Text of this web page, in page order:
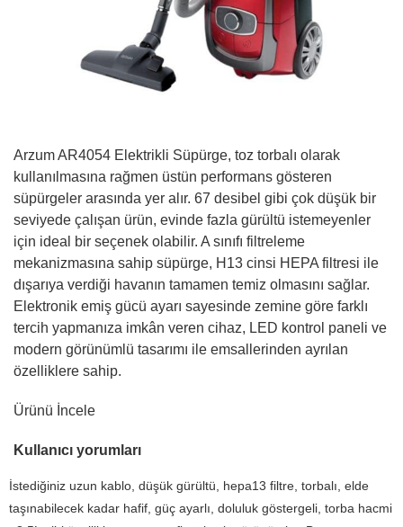
Arzum AR4054 Elektrikli Süpürge, toz torbalı olarak
kullanılmasına rağmen üstün performans gösteren
süpürgeler arasında yer alır. 67 desibel gibi çok düşük bir
seviyede çalışan ürün, evinde fazla gürültü istemeyenler
için ideal bir seçenek olabilir. A sınıfı filtreleme
mekanizmasına sahip süpürge, H13 cinsi HEPA filtresi ile
dışarıya verdiği havanın tamamen temiz olmasını sağlar.
Elektronik emiş gücü ayarı sayesinde zemine göre farklı
tercih yapmanıza imkân veren cihaz, LED kontrol paneli ve
modern görünümlü tasarımı ile emsallerinden ayrılan
özelliklere sahip.
Ürünü İncele
Kullanıcı yorumları
İstediğiniz uzun kablo, düşük gürültü, hepa13 filtre, torbalı, elde
taşınabilecek kadar hafif, güç ayarlı, doluluk göstergeli, torba hacmi